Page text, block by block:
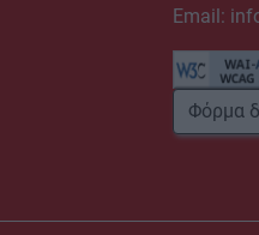
Email:
Φόρμα